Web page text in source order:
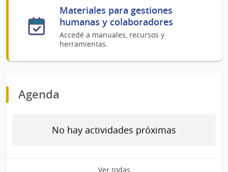
Materiales para gestiones
humanas y colaboradores
Accedé a manuales, recursos y
herramientas.
Agenda
No hay actividades próximas
Ver todas